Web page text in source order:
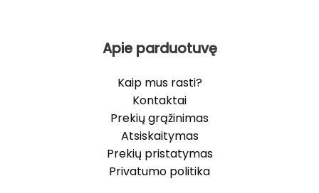
Apie parduotuvę
Kaip mus rasti?
Kontaktai
Prekių grąžinimas
Atsiskaitymas
Prekių pristatymas
Privatumo politika